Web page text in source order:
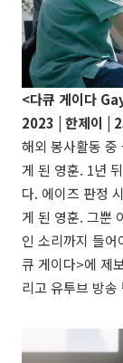
<다큐 게이다
2023 |
한제이
|
해외 봉사활동 중
게 된 영훈. 1년
다. 에이즈 판정
게 된 영훈. 그뿐
인 소리까지 들
큐 게이다>에 제
리고 유투브 방